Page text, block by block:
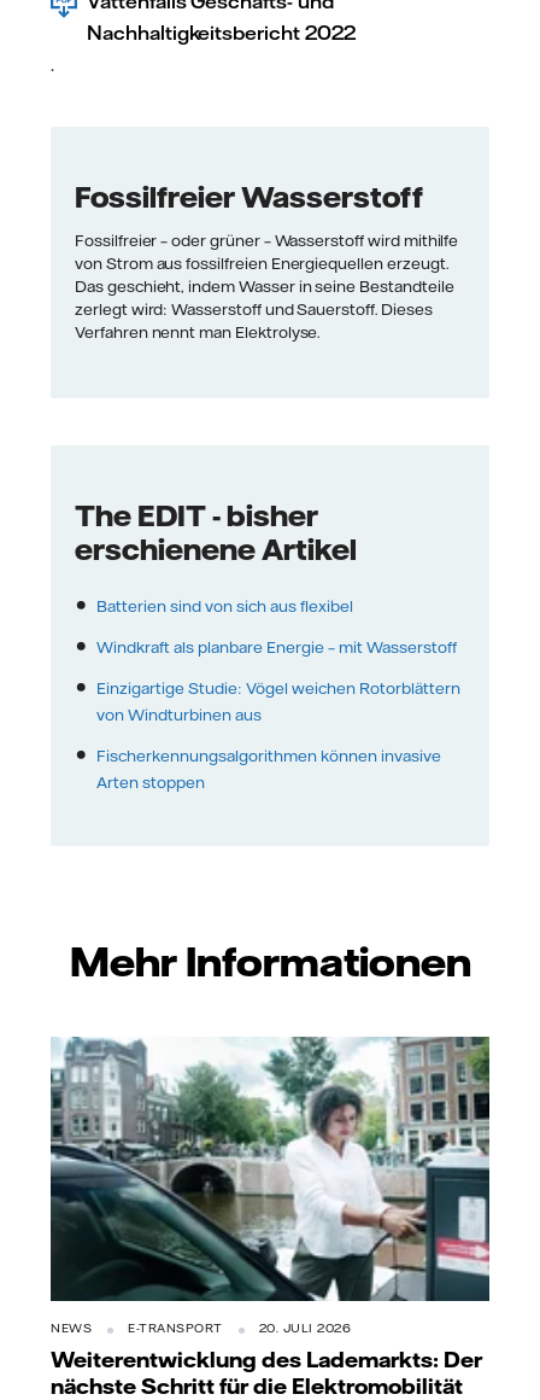
Nachhaltigkeitsbericht 2022
.
Fossilfreier Wasserstoff
Fossilfreier – oder grüner – Wasserstoff wird mithilfe
von Strom aus fossilfreien Energiequellen erzeugt.
Das geschieht, indem Wasser in seine Bestandteile
zerlegt wird: Wasserstoff und Sauerstoff. Dieses
Verfahren nennt man Elektrolyse.
The EDIT - bisher
erschienene Artikel
Batterien sind von sich aus flexibel
Windkraft als planbare Energie – mit Wasserstoff
Einzigartige Studie: Vögel weichen Rotorblättern
von Windturbinen aus
Fischerkennungsalgorithmen können invasive
Arten stoppen
Mehr Informationen
NEWS E-TRANSPORT 20. JULI 2026
Weiterentwicklung des Lademarkts: Der
nächste Schritt für die Elektromobilität